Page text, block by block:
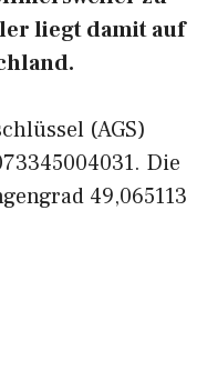
liegt damit auf
(AGS)
Die
49,065113